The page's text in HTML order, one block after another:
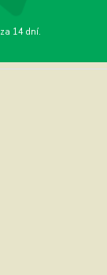
14 dní.